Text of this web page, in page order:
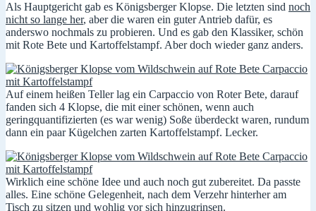
Als Hauptgericht gab es Königsberger Klopse. Die letzten sind noch
nicht so lange her, aber die waren ein guter Antrieb dafür, es
anderswo nochmals zu probieren. Und es gab den Klassiker, schön
mit Rote Bete und Kartoffelstampf. Aber doch wieder ganz anders.
Auf einem heißen Teller lag ein Carpaccio von Roter Bete, darauf
fanden sich 4 Klopse, die mit einer schönen, wenn auch
geringquantifizierten (es war wenig) Soße überdeckt waren, rundum
dann ein paar Kügelchen zarten Kartoffelstampf. Lecker.
Wirklich eine schöne Idee und auch noch gut zubereitet. Da passte
alles. Eine schöne Gelegenheit, nach dem Verzehr hinterher am
Tisch zu sitzen und wohlig vor sich hinzugrinsen.